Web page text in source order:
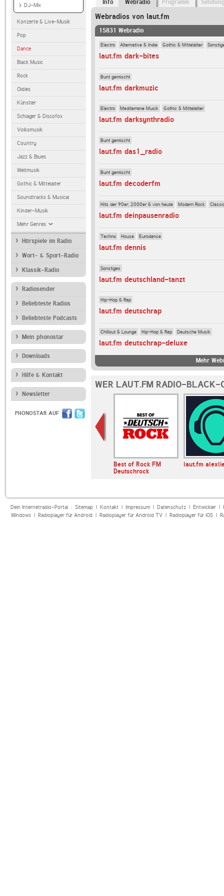
DJ-Mix
Konzerte & Live-Musik
Pop
Dance
Black Music
Rock
Oldies
Künstler
Schlager & Discofox
Volksmusik
Country
Jazz & Blues
Weltmusik
Gothic & Mittelalter
Soundtracks & Musical
Kinder-Musik
Mehr Genres
Hörspiele im Radio
Wort- & Sport-Radio
Klassik-Radio
Radiosender
Beliebteste Radios
Beliebteste Podcasts
Mein phonostar
Downloads
Hilfe & Kontakt
Newsletter
PHONOSTAR AUF
Info Webradio Programm
Webradios von laut.fm
15831 Webradio
Electro Alternative & Indie Gothic & Mittelalter
laut.fm dark-bites
Bunt gemischt
laut.fm darkmuzic
Electro Mediterrane Musik Gothic & Mittelalter
laut.fm darksynthradio
Bunt gemischt
laut.fm das1_radio
Bunt gemischt
laut.fm decoderfm
Hits der 90er, 2000er & von heute Modern Rock
laut.fm deinpausenradio
Techno House Eurodance
laut.fm dennis
Sonstiges
laut.fm deutschland-tanzt
Hip-Hop & Rap
laut.fm deutschrap
Chillout & Lounge Hip-Hop & Rap Deutsche Musik
laut.fm deutschrap-deluxe
Mehr
WER LAUT.FM RADIO-BLACK-
Best of Rock FM
Deutschrock
laut.fm
Dein Internetradio-Portal : Sitemap| Kontakt| Impressum| Datenschutz| Entwickler|
Windows| Radioplayer für Android| Radioplayer für Android TV| Radioplayer für iOS|